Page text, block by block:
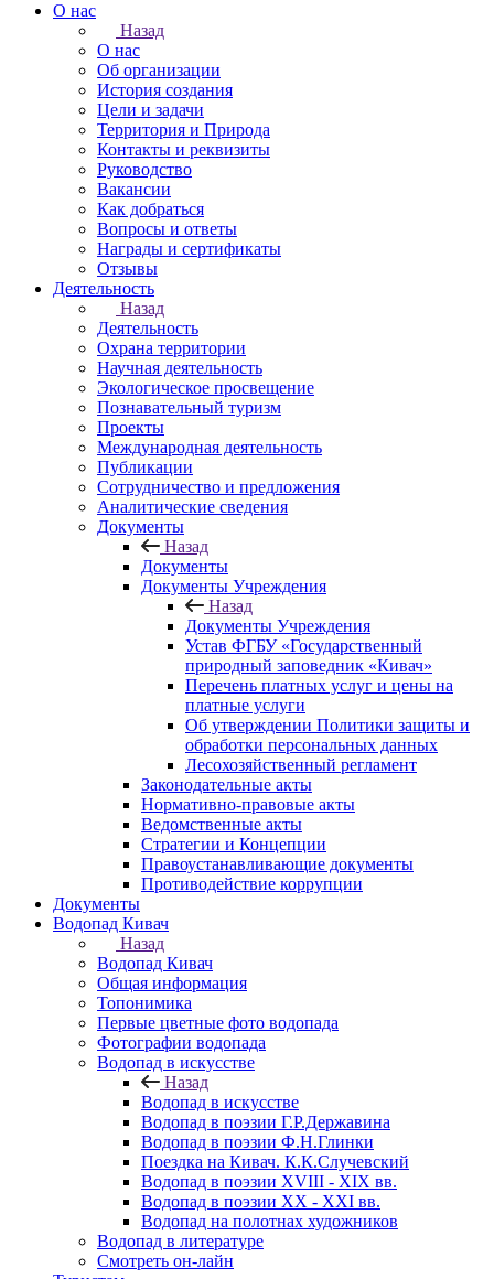
О нас
Назад
О нас
Об организации
История создания
Цели и задачи
Территория и Природа
Контакты и реквизиты
Руководство
Вакансии
Как добраться
Вопросы и ответы
Награды и сертификаты
Отзывы
Деятельность
Назад
Деятельность
Охрана территории
Научная деятельность
Экологическое просвещение
Познавательный туризм
Проекты
Международная деятельность
Публикации
Сотрудничество и предложения
Аналитические сведения
Документы
Назад
Документы
Документы Учреждения
Назад
Документы Учреждения
Устав ФГБУ «Государственный
природный заповедник «Кивач»
Перечень платных услуг и цены на
платные услуги
Об утверждении Политики защиты и
обработки персональных данных
Лесохозяйственный регламент
Законодательные акты
Нормативно-правовые акты
Ведомственные акты
Стратегии и Концепции
Правоустанавливающие документы
Противодействие коррупции
Документы
Водопад Кивач
Назад
Водопад Кивач
Общая информация
Топонимика
Первые цветные фото водопада
Фотографии водопада
Водопад в искусстве
Назад
Водопад в искусстве
Водопад в поэзии Г.Р.Державина
Водопад в поэзии Ф.Н.Глинки
Поездка на Кивач. К.К.Случевский
Водопад в поэзии XVIII - XIX вв.
Водопад в поэзии XX - XXI вв.
Водопад на полотнах художников
Водопад в литературе
Смотреть он-лайн